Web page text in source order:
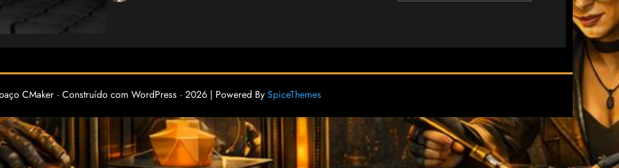
CMaker · Construído com WordPress · 2026 | Powered By SpiceThemes